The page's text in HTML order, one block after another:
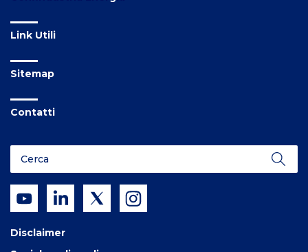
Link Utili
Sitemap
Contatti
Disclaimer